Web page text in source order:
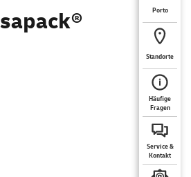
Porto
Standorte
Häufige
Fragen
Service &
Kontakt